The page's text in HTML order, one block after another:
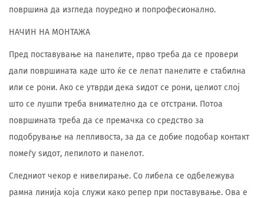
површина да изгледа поуредно и попрофесионално.
НАЧИН НА МОНТАЖА
Пред поставување на панелите, прво треба да се провери
дали површината каде што ќе се лепат панелите е стабилна
или се рони. Ако се утврди дека ѕидот се рони, целиот слој
што се лушпи треба внимателно да се отстрани. Потоа
површината треба да се премачка со средство за
подобрување на лепливоста, за да се добие подобар контакт
помеѓу ѕидот, лепилото и панелот.
Следниот чекор е нивелирање. Со либела се одбележува
рамна линија која служи како репер при поставување. Ова е